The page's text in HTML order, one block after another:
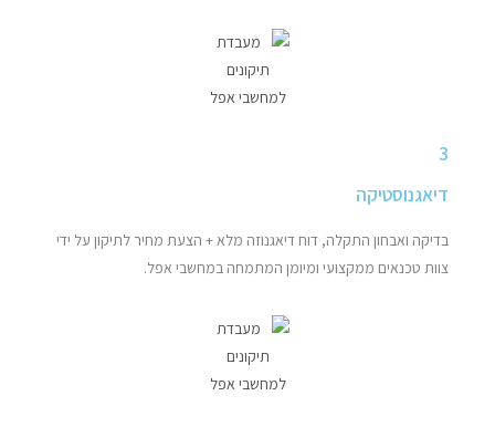
3
דיאגנוסטיקה
בדיקה ואבחון התקלה, דוח דיאגנוזה מלא + הצעת מחיר לתיקון על ידי
צוות טכנאים ממקצועי ומיומן המתמחה במחשבי אפל.